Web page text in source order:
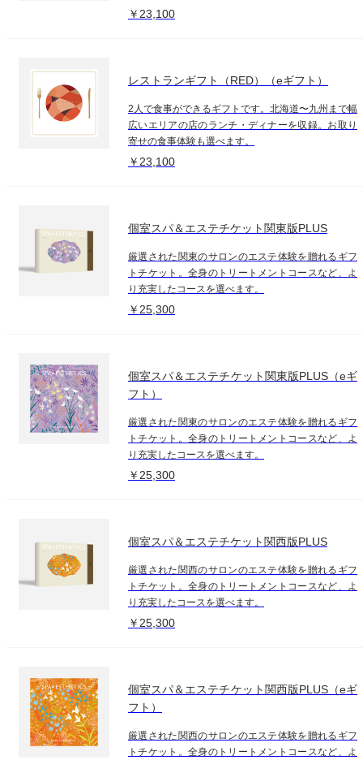
￥23,100
レストランギフト（RED）（eギフト）
2人で食事ができるギフトです。北海道〜九州まで幅
広いエリアの店のランチ・ディナーを収録。お取り
寄せの食事体験も選べます。
￥23,100
個室スパ＆エステチケット関東版PLUS
厳選された関東のサロンのエステ体験を贈れるギフ
トチケット。全身のトリートメントコースなど、よ
り充実したコースを選べます。
￥25,300
個室スパ＆エステチケット関東版PLUS（eギ
フト）
厳選された関東のサロンのエステ体験を贈れるギフ
トチケット。全身のトリートメントコースなど、よ
り充実したコースを選べます。
￥25,300
個室スパ＆エステチケット関西版PLUS
厳選された関西のサロンのエステ体験を贈れるギフ
トチケット。全身のトリートメントコースなど、よ
り充実したコースを選べます。
￥25,300
個室スパ＆エステチケット関西版PLUS（eギ
フト）
厳選された関西のサロンのエステ体験を贈れるギフ
トチケット。全身のトリートメントコースなど、よ